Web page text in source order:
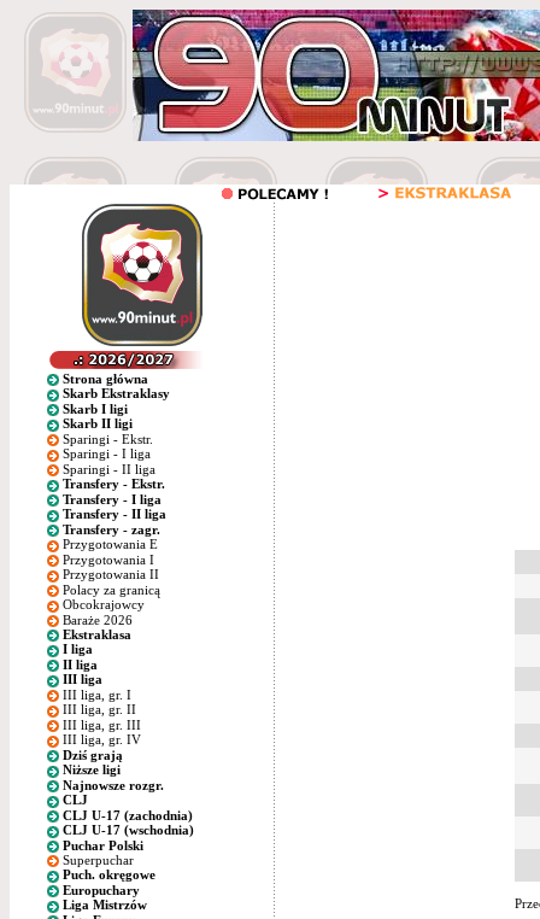
Strona główna
Skarb Ekstraklasy
Skarb I ligi
Skarb II ligi
Sparingi - Ekstr.
Sparingi - I liga
Sparingi - II liga
Transfery - Ekstr.
Transfery - I liga
Transfery - II liga
Transfery - zagr.
Przygotowania E
Przygotowania I
Przygotowania II
Polacy za granicą
Obcokrajowcy
Baraże 2026
Ekstraklasa
I liga
II liga
III liga
III liga, gr. I
III liga, gr. II
III liga, gr. III
III liga, gr. IV
Dziś grają
Niższe ligi
Najnowsze rozgr.
CLJ
CLJ U-17 (zachodnia)
CLJ U-17 (wschodnia)
Puchar Polski
Superpuchar
Puch. okręgowe
Europuchary
Liga Mistrzów